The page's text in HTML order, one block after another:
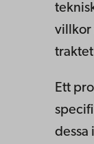
villkor
Ett
dessa